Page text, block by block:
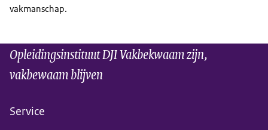
vakmanschap.
Opleidingsinstituut DJI Vakbekwaam zijn,
vakbewaam blijven
Service